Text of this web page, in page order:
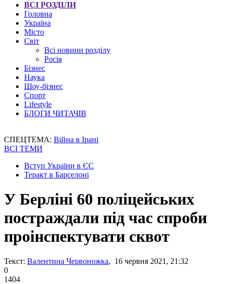
ВСІ РОЗДІЛИ
Головна
Україна
Місто
Світ
Всі новини розділу
Росія
Бізнес
Наука
Шоу-бізнес
Спорт
Lifestyle
БЛОГИ ЧИТАЧІВ
СПЕЦТЕМА: Війна в Ірані
ВСІ ТЕМИ
Вступ України в ЄС
Теракт в Барселоні
У Берліні 60 поліцейських
постраждали під час спроби
проінспектувати сквот
Текст: Валентина Червоножка, 16 червня 2021, 21:32
0
1404